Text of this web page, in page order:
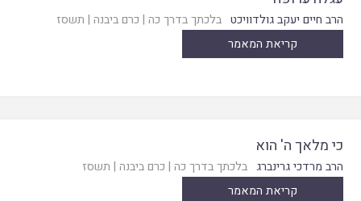
הרב חיים יעקב גולדוויכט בלכתך בדרך כה | כרם ביבנה | תשסז
קריאת המאמר
כי מלאך ה' הוא
הרב מרדכי גרינברג בלכתך בדרך כה | כרם ביבנה | תשסז
קריאת המאמר